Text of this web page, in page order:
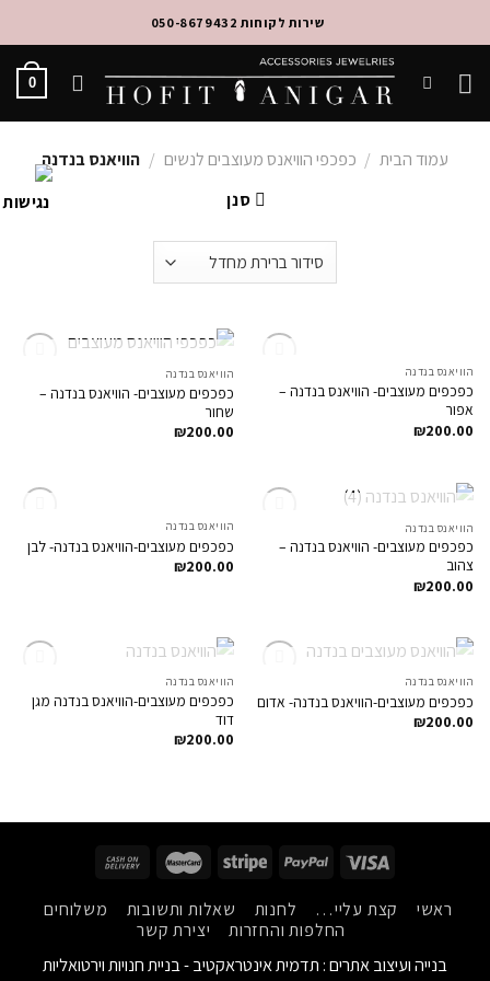
to
שירות לקוחות 050-8679432
0
עמוד הבית / כפכפי הוויאנס מעוצבים לנשים / הוויאנס בנדנה
סנן
Wishlist
הוויאנס בנדנה
כפכפים מעוצבים- הוויאנס בנדנה –
אפור
₪200.00
Wishlist
הוויאנס בנדנה
כפכפים מעוצבים- הוויאנס בנדנה –
שחור
₪200.00
Wishlist
הוויאנס בנדנה
כפכפים מעוצבים- הוויאנס בנדנה –
צהוב
₪200.00
Wishlist
הוויאנס בנדנה
כפכפים מעוצבים-הוויאנס בנדנה- לבן
₪200.00
Wishlist
הוויאנס בנדנה
כפכפים מעוצבים-הוויאנס בנדנה- אדום
₪200.00
Wishlist
הוויאנס בנדנה
כפכפים מעוצבים-הוויאנס בנדנה מגן
דוד
₪200.00
ראשי קצת עליי… לחנות שאלות ותשובות
משלוחים
החלפות והחזרות
יצירת קשר
בנייה ועיצוב אתרים : תדמית אינטראקטיב - בניית חנויות וירטואליות